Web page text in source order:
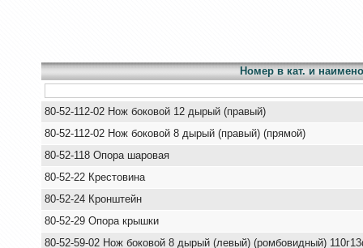
Номер в кат. и
80-52-112-02 Нож боковой 12 дырый (правый)
80-52-112-02 Нож боковой 8 дырый (правый) (прямой)
80-52-118 Опора шаровая
80-52-22 Крестовина
80-52-24 Кронштейн
80-52-29 Опора крышки
80-52-59-02 Нож боковой 8 дырый (левый) (ромбовидный)